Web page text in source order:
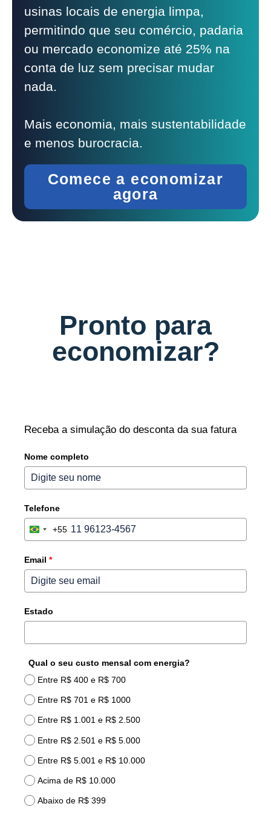
usinas locais de energia limpa,
permitindo que seu comércio, padaria
ou mercado economize até 25% na
conta de luz sem precisar mudar
nada.
Mais economia, mais sustentabilidade
e menos burocracia.
Comece a economizar
agora
Pronto para
economizar?
Receba a simulação do desconta da sua fatura
Nome completo
Telefone
B
a
z
i
+
+55
Email *
Estado
Qual o seu custo mensal com energia?
Entre R$ 400 e R$ 700
Entre R$ 701 e R$ 1000
Entre R$ 1.001 e R$ 2.500
Entre R$ 2.501 e R$ 5.000
Entre R$ 5.001 e R$ 10.000
Acima de R$ 10.000
Abaixo de R$ 399